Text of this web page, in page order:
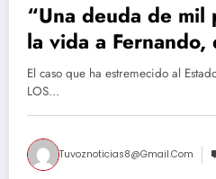
“Una deuda de mil
la vida a
lo llevaron como
hallaron muerto en
El caso que ha estremecido al
LOS…
Tuvoznoticias8@gmail.com